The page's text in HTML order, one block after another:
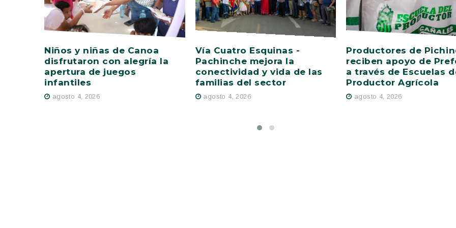
Niños y niñas de Canoa
disfrutaron con alegría la
apertura de juegos
infantiles
agosto 4, 2026
Vía Cuatro Esquinas -
Pachinche mejora la
conectividad y vida de las
familias del sector
agosto 4, 2026
Productores de
reciben apoyo de
a través de Escuelas
Productor Agrícola
agosto 4, 2026